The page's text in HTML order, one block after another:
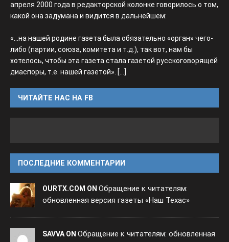
апреля 2000 года в редакторской колонке говорилось о том,
какой она задумана и видится в дальнейшем:
«...на нашей родине газета была обязательно «орган» чего-
либо (партии, союза, комитета и т.д.), так вот, нам бы
хотелось, чтобы эта газета стала газетой русскоговорящей
диаспоры, т.е. нашей газетой». [...]
ЧИТАЙТЕ НАС НА FB
ПОСЛЕДНИЕ КОММЕНТАРИИ
OURTX.COM ON Обращение к читателям:
обновленная версия газеты «Наш Техас»
SAVVA ON Обращение к читателям: обновленная